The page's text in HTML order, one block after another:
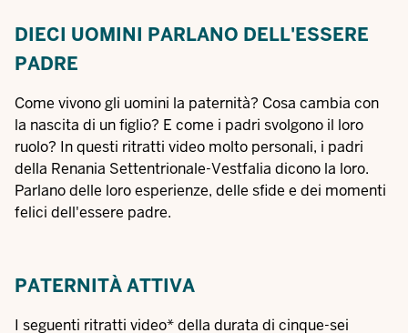
DIECI UOMINI PARLANO DELL'ESSERE
PADRE
Come vivono gli uomini la paternità? Cosa cambia con
la nascita di un figlio? E come i padri svolgono il loro
ruolo? In questi ritratti video molto personali, i padri
della Renania Settentrionale-Vestfalia dicono la loro.
Parlano delle loro esperienze, delle sfide e dei momenti
felici dell'essere padre.
PATERNITÀ ATTIVA
I seguenti ritratti video* della durata di cinque-sei